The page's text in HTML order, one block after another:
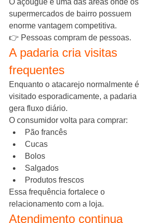
supermercados de bairro possuem
enorme vantagem competitiva.
👉 Pessoas compram de pessoas.
A padaria cria visitas
frequentes
Enquanto o atacarejo normalmente é
visitado esporadicamente, a padaria
gera fluxo diário.
O consumidor volta para comprar:
Pão francês
Cucas
Bolos
Salgados
Produtos frescos
Essa frequência fortalece o
relacionamento com a loja.
Atendimento continua